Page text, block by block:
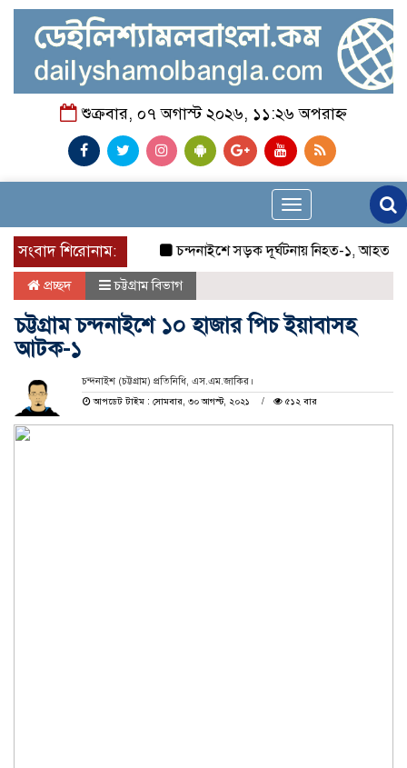
শুক্রবার, ০৭ অগাস্ট ২০২৬, ১১:২৬ অপরাহ্ন
Toggle
navigation
সংবাদ শিরোনাম:
চন্দনাইশে সড়ক দূর্ঘটনায় নিহত-১, আহত-২
প্রচ্ছদ চট্টগ্রাম বিভাগ
চট্টগ্রাম চন্দনাইশে ১০ হাজার পিচ ইয়াবাসহ
আটক-১
চন্দনাইশ (চট্টগ্রাম) প্রতিনিধি, এস.এম.জাকির।
আপডেট টাইম : সোমবার, ৩০ আগস্ট, ২০২১
৫১২ বার